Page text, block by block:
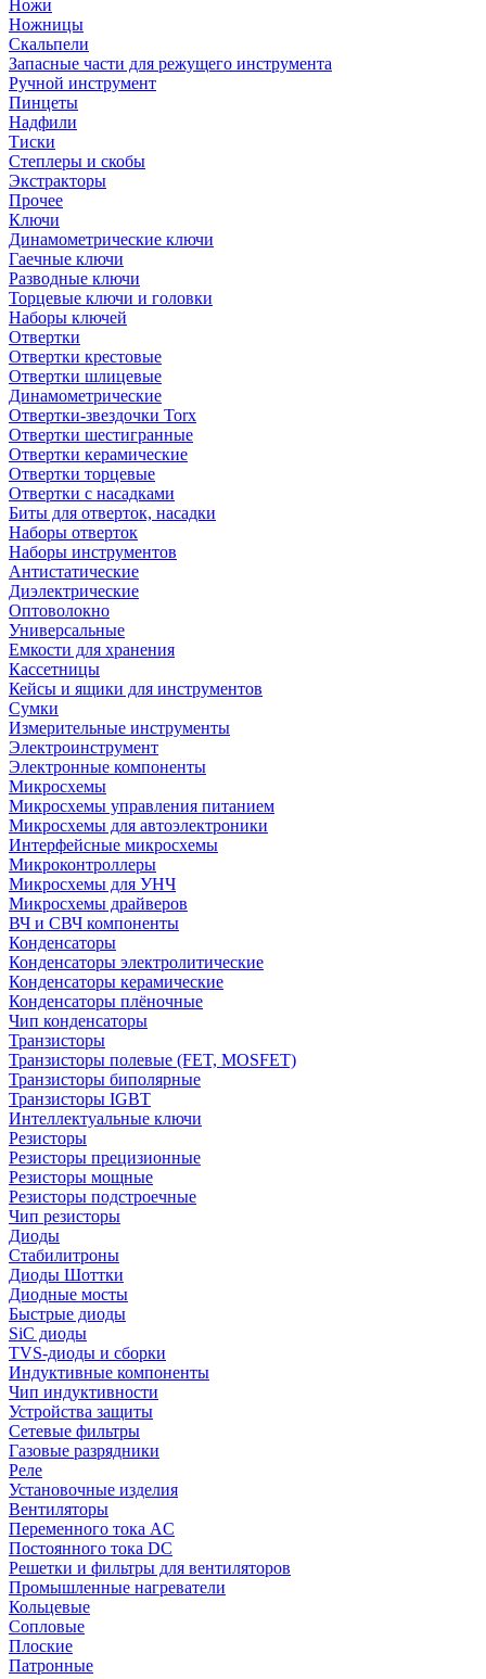
Ножи
Ножницы
Скальпели
Запасные части для режущего инструмента
Ручной инструмент
Пинцеты
Надфили
Тиски
Степлеры и скобы
Экстракторы
Прочее
Ключи
Динамометрические ключи
Гаечные ключи
Разводные ключи
Торцевые ключи и головки
Наборы ключей
Отвертки
Отвертки крестовые
Отвертки шлицевые
Динамометрические
Отвертки-звездочки Torx
Отвертки шестигранные
Отвертки керамические
Отвертки торцевые
Отвертки с насадками
Биты для отверток, насадки
Наборы отверток
Наборы инструментов
Антистатические
Диэлектрические
Оптоволокно
Универсальные
Емкости для хранения
Кассетницы
Кейсы и ящики для инструментов
Сумки
Измерительные инструменты
Электроинструмент
Электронные компоненты
Микросхемы
Микросхемы управления питанием
Микросхемы для автоэлектроники
Интерфейсные микросхемы
Микроконтроллеры
Микросхемы для УНЧ
Микросхемы драйверов
ВЧ и СВЧ компоненты
Конденсаторы
Конденсаторы электролитические
Конденсаторы керамические
Конденсаторы плёночные
Чип конденсаторы
Транзисторы
Транзисторы полевые (FET, MOSFET)
Транзисторы биполярные
Транзисторы IGBT
Интеллектуальные ключи
Резисторы
Резисторы прецизионные
Резисторы мощные
Резисторы подстроечные
Чип резисторы
Диоды
Стабилитроны
Диоды Шоттки
Диодные мосты
Быстрые диоды
SiC диоды
TVS-диоды и сборки
Индуктивные компоненты
Чип индуктивности
Устройства защиты
Сетевые фильтры
Газовые разрядники
Реле
Установочные изделия
Вентиляторы
Переменного тока AC
Постоянного тока DC
Решетки и фильтры для вентиляторов
Промышленные нагреватели
Кольцевые
Сопловые
Плоские
Патронные